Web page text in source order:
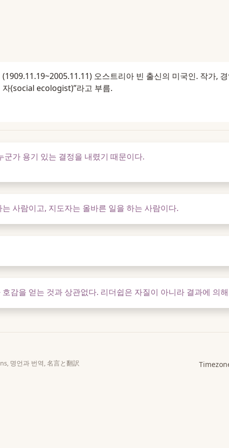
(1909.11.19~2005.11.11) 오스트리아 빈 출신의 미국인. 작가,
자(social ecologist)”라고 부름.
가 용기 있는 결정을 내렸기 때문이다.
사람이고, 지도자는 올바른 일을 하는 사람이다.
감을 얻는 것과 상관없다. 리더쉽은 자질이 아니라 결과에 의
명언과 번역, 名言と翻訳